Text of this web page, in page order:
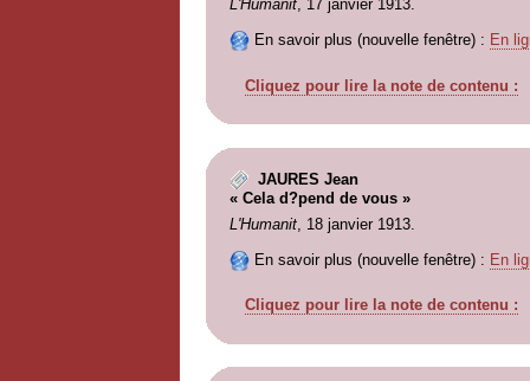
L'Humanit, 17 janvier 1913.
En savoir plus (nouvelle fenêtre) : En
Cliquez pour lire la note de contenu :
JAURES Jean
« Cela d?pend de vous »
L'Humanit, 18 janvier 1913.
En savoir plus (nouvelle fenêtre) : En
Cliquez pour lire la note de contenu :